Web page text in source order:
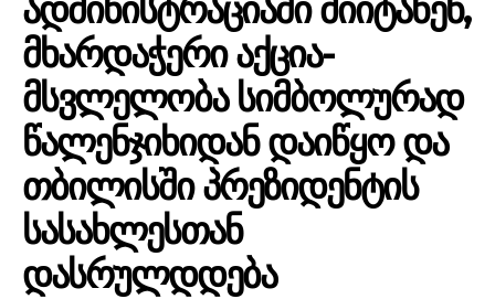
ᲐᲓᲛᲘᲜᲘᲡᲢᲠᲐᲪᲘᲐᲨᲘ ᲛᲘᲘᲢᲐᲜᲔᲜ,
ᲛᲮᲐᲠᲓᲐᲭᲔᲠᲘ ᲐᲥᲪᲘᲐ-
ᲛᲡᲕᲚᲔᲚᲝᲑᲐ ᲡᲘᲛᲑᲝᲚᲣᲠᲐᲓ
ᲬᲐᲚᲔᲜᲯᲘᲮᲘᲓᲐᲜ ᲓᲐᲘᲬᲧᲝ ᲓᲐ
ᲗᲑᲘᲚᲘᲡᲨᲘ ᲞᲠᲔᲖᲘᲓᲔᲜᲢᲘᲡ
ᲡᲐᲡᲐᲮᲚᲔᲡᲗᲐᲜ
ᲓᲐᲡᲠᲣᲚᲓᲓᲔᲑᲐ